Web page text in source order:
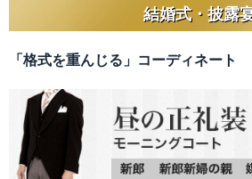
結婚式・披露
「格式を重んじる」コーディネート